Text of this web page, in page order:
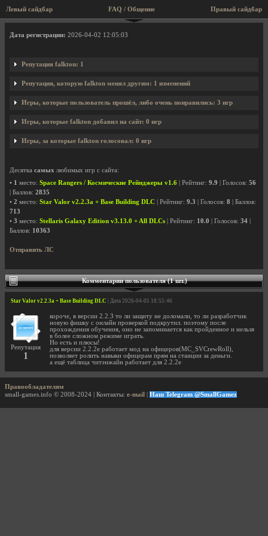
Левый сайдбар Правый сайдбар
FAQ / Общение
Профиль пользователя falkton
Дата регистрации: 2026-04-02 12:05:03
Репутация falkton: 1
Репутация, которую falkton менял другим: 1 изменений
Игры, которые пользователь прошёл, либо очень понравились: 3 игр
Игры, которые falkton добавил на сайт: 0 игр
Игры, за которые falkton голосовал: 0 игр
Десятка самых любимых игр с сайта:
• 1 место: Space Rangers / Космические Рейнджеры v1.6 | Рейтинг: 9.9 | Голосов: 56
| Баллов: 2835
• 2 место: Star Valor v2.2.3a + Base Building DLC | Рейтинг: 9.3 | Голосов: 8 | Баллов:
713
• 3 место: Stellaris Galaxy Edition v3.13.0 + All DLCs | Рейтинг: 10.0 | Голосов: 34
Баллов: 10363
Отправить ЛС
Комментарии пользователя (1 шт.)
Star Valor v2.2.3a + Base Building DLC | Дата 2026-04-05 18:55:46
Репутация
1
короче, в версии 2.2.3 то ли защиту не доломали, то ли разработчик
новую фишку с онлайн проверкой подкрутил. поэтому после
прохождения обучения, оно не запоминается как пройденное и нельзя
в более сложном режиме играть.
Но есть и плюсы!
для версии 2.2.2e работает мод на офицеров(MC_SVCrewRoll),
позволяет ролить навыки офицерам прям на станции за деньги.
а ещё таблица читэнжайн работает для 2.2.2е
Правообладателям
small-games.info © 2008-2024 | Контакты: e-mail Наш Telegram @SmallGamez